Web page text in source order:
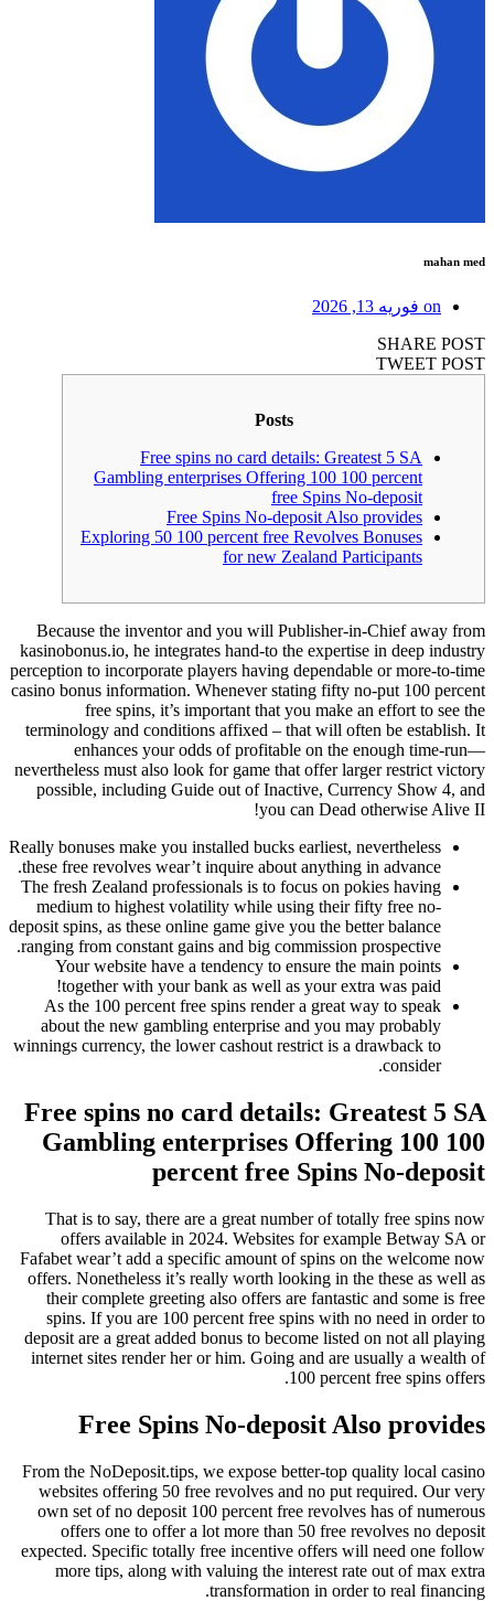
mahan med
on فوریه 13, 2026
SHARE POST
TWEET POST
Posts
Free spins no card details: Greatest 5 SA
Gambling enterprises Offering 100 100 percent
free Spins No-deposit
Free Spins No-deposit Also provides
Exploring 50 100 percent free Revolves Bonuses
for new Zealand Participants
Because the inventor and you will Publisher-in-Chief away from
kasinobonus.io, he integrates hand-to the expertise in deep industry
perception to incorporate players having dependable or more-to-time
casino bonus information. Whenever stating fifty no-put 100 percent
free spins, it’s important that you make an effort to see the
terminology and conditions affixed – that will often be establish. It
enhances your odds of profitable on the enough time-run—
nevertheless must also look for game that offer larger restrict victory
possible, including Guide out of Inactive, Currency Show 4, and
you can Dead otherwise Alive II!
Really bonuses make you installed bucks earliest, nevertheless
these free revolves wear’t inquire about anything in advance.
The fresh Zealand professionals is to focus on pokies having
medium to highest volatility while using their fifty free no-
deposit spins, as these online game give you the better balance
ranging from constant gains and big commission prospective.
Your website have a tendency to ensure the main points
together with your bank as well as your extra was paid!
As the 100 percent free spins render a great way to speak
about the new gambling enterprise and you may probably
winnings currency, the lower cashout restrict is a drawback to
consider.
Free spins no card details: Greatest 5 SA
Gambling enterprises Offering 100 100
percent free Spins No-deposit
That is to say, there are a great number of totally free spins now
offers available in 2024. Websites for example Betway SA or
Fafabet wear’t add a specific amount of spins on the welcome now
offers. Nonetheless it’s really worth looking in the these as well as
their complete greeting also offers are fantastic and some is free
spins. If you are 100 percent free spins with no need in order to
deposit are a great added bonus to become listed on not all playing
internet sites render her or him. Going and are usually a wealth of
100 percent free spins offers.
Free Spins No-deposit Also provides
From the NoDeposit.tips, we expose better-top quality local casino
websites offering 50 free revolves and no put required. Our very
own set of no deposit 100 percent free revolves has of numerous
offers one to offer a lot more than 50 free revolves no deposit
expected. Specific totally free incentive offers will need one follow
more tips, along with valuing the interest rate out of max extra
transformation in order to real financing.